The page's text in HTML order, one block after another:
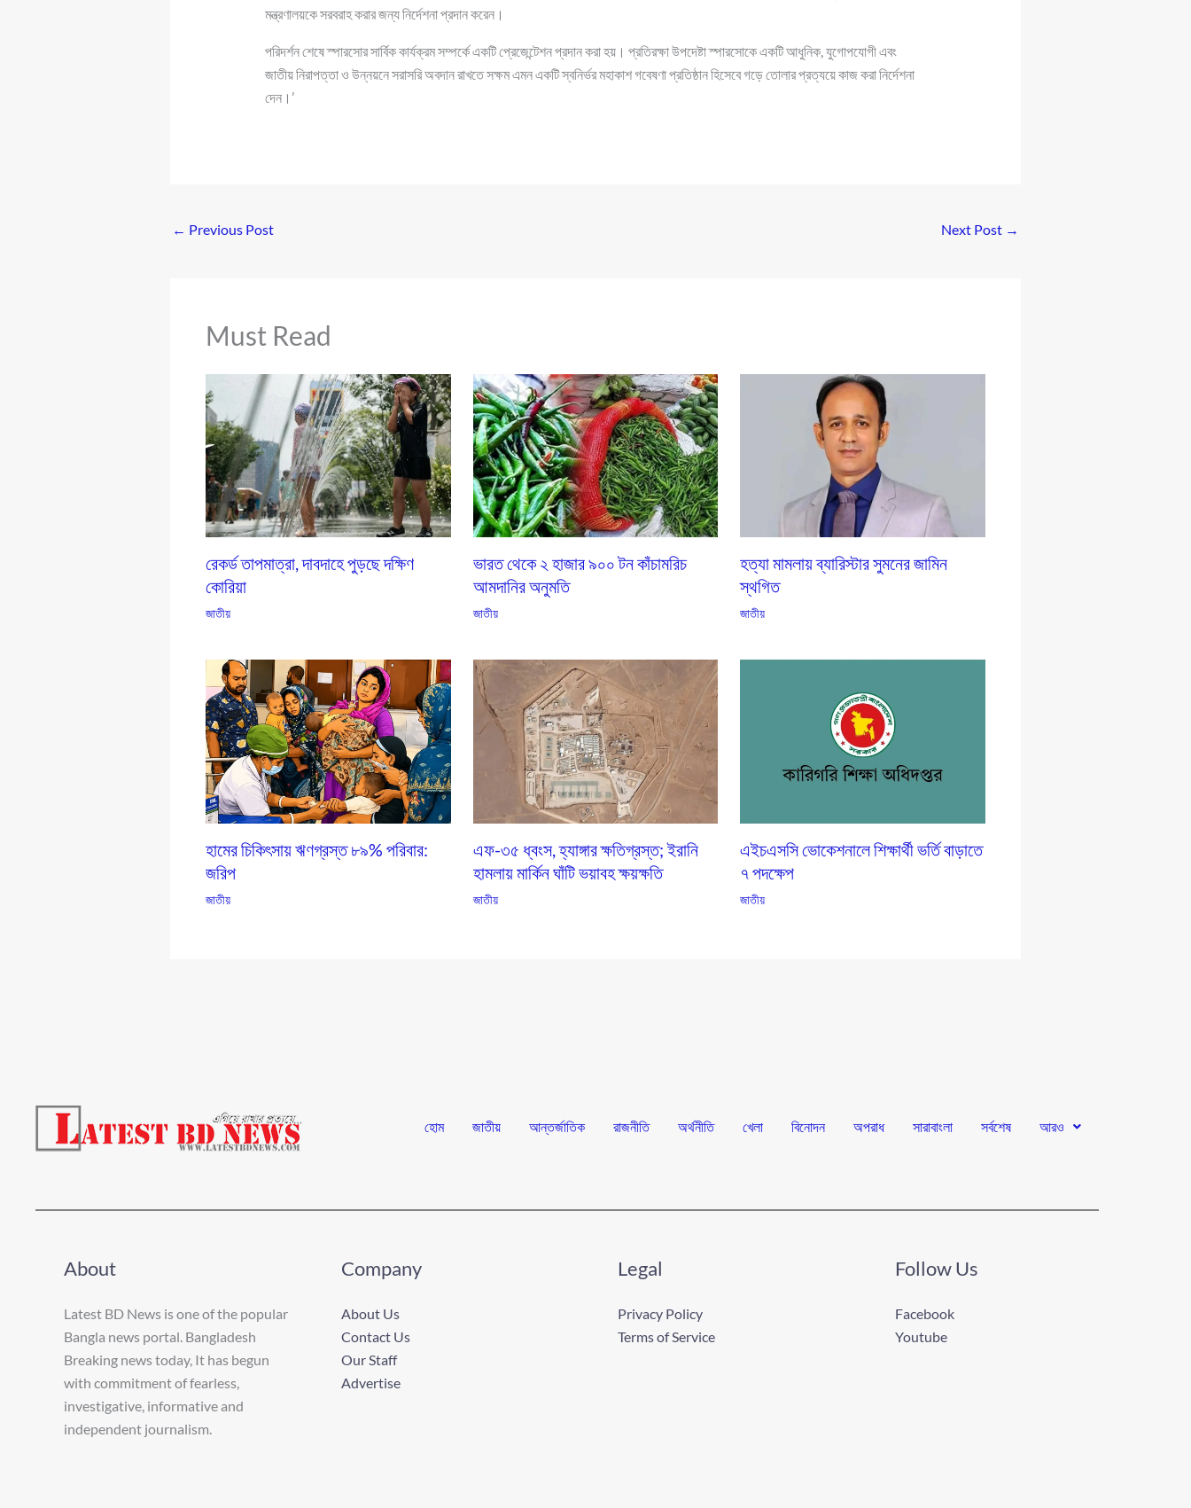
মন্ত্রণালয়কে সরবরাহ করার জন্য নির্দেশনা প্রদান করেন।
পরিদর্শন শেষে স্পারসোর সার্বিক কার্যক্রম সম্পর্কে একটি প্রেজেন্টেশন প্রদান করা হয়। প্রতিরক্ষা উপদেষ্টা স্পারসোকে একটি আধুনিক, যুগোপযোগী এবং
জাতীয় নিরাপত্তা ও উন্নয়নে সরাসরি অবদান রাখতে সক্ষম এমন একটি স্বনির্ভর মহাকাশ গবেষণা প্রতিষ্ঠান হিসেবে গড়ে তোলার প্রত্যয়ে কাজ করা নির্দেশনা
দেন।’
← Previous Post Next Post →
Must Read
রেকর্ড তাপমাত্রা, দাবদাহে পুড়ছে দক্ষিণ
কোরিয়া
জাতীয়
ভারত থেকে ২ হাজার ৯০০ টন কাঁচামরিচ
আমদানির অনুমতি
জাতীয়
হত্যা মামলায় ব্যারিস্টার সুমনের জামিন
স্থগিত
জাতীয়
হামের চিকিৎসায় ঋণগ্রস্ত ৮৯% পরিবার:
জরিপ
জাতীয়
এফ-৩৫ ধ্বংস, হ্যাঙ্গার ক্ষতিগ্রস্ত; ইরানি
হামলায় মার্কিন ঘাঁটি ভয়াবহ ক্ষয়ক্ষতি
জাতীয়
এইচএসসি ভোকেশনালে শিক্ষার্থী ভর্তি বাড়াতে
৭ পদক্ষেপ
জাতীয়
হোম জাতীয় আন্তর্জাতিক রাজনীতি অর্থনীতি খেলা বিনোদন অপরাধ সারাবাংলা সর্বশেষ আরও
About
Latest BD News is one of the popular
Bangla news portal. Bangladesh
Breaking news today, It has begun
with commitment of fearless,
investigative, informative and
independent journalism.
Company
About Us
Contact Us
Our Staff
Advertise
Legal
Privacy Policy
Terms of Service
Follow Us
Facebook
Youtube